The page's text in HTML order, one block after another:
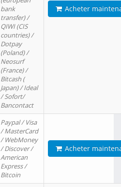
bank
transfer) /
QIWI (CIS
countries) /
Dotpay
(Poland) /
Neosurf
(France) /
Bitcash (
Japan) / Ideal
/ Sofort/
Bancontact
Acheter
Paypal / Visa
/ MasterCard
/ WebMoney
/ Discover /
American
Express /
Bitcoin
Acheter